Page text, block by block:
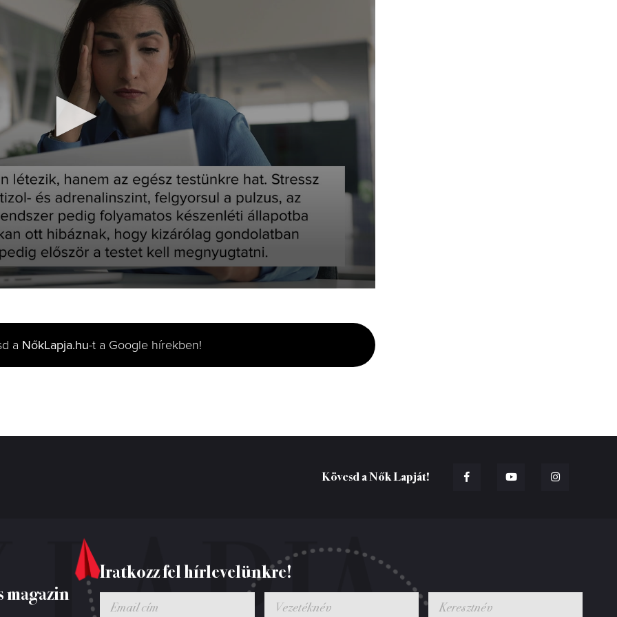
a NőkLapja.hu-t a Google hírekben!
Kövesd a Nők Lapját!
Iratkozz fel hírlevelünkre!